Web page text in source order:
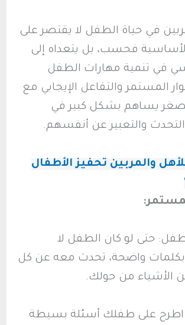
في حياة الطفل لا يقتصر على
الأساسية فحسب، بل يتعداه إلى
في تنمية مهارات الطفل
المستمر والتفاعل الإيجابي مع
يساهم بشكل كبير في
والتعبير عن أنفسهم.
والمربين تحفيز الأطفال
حتى لو كان الطفل لا
بكلمات واضحة، تحدث معه عن كل
الأشياء من حولك.
اطرح على طفلك أسئلة بسيطة